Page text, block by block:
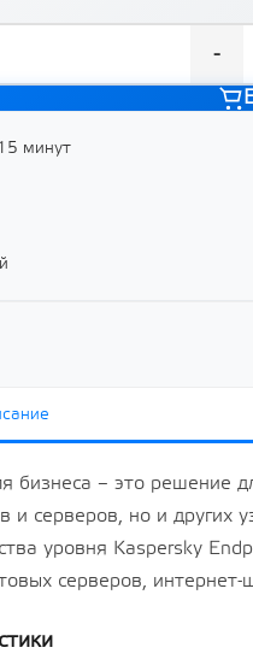
-
минут
бизнеса – это решение
и серверов, но и
уровня Kaspersky
серверов,